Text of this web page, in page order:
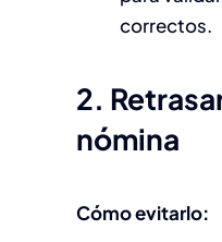
correctos.
2.
nómina
Cómo evitarlo: